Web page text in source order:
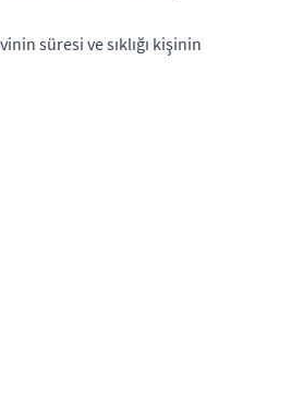
süresi ve sıklığı kişinin